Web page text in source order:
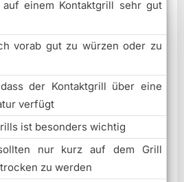
einem Kontaktgrill sehr gut
vorab gut zu würzen oder zu
der Kontaktgrill über eine
verfügt
ist besonders wichtig
nur kurz auf dem Grill
zu werden